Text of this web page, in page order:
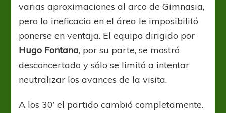
varias aproximaciones al arco de Gimnasia,
pero la ineficacia en el área le imposibilitó
ponerse en ventaja. El equipo dirigido por
Hugo Fontana, por su parte, se mostró
desconcertado y sólo se limitó a intentar
neutralizar los avances de la visita.
A los 30’ el partido cambió completamente.